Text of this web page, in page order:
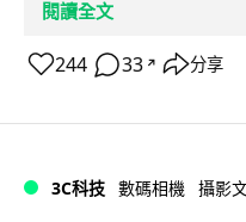
閱讀全文
244 33 ↗ 分享
3C科技 數碼相機 攝影